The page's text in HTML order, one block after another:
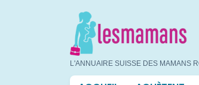
L'ANNUAIRE SUISSE DES MAMANS